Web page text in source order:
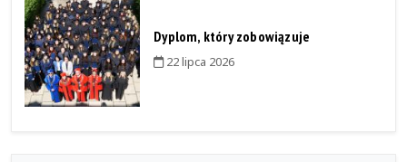
Dyplom, który zobowiązuje
22 lipca 2026